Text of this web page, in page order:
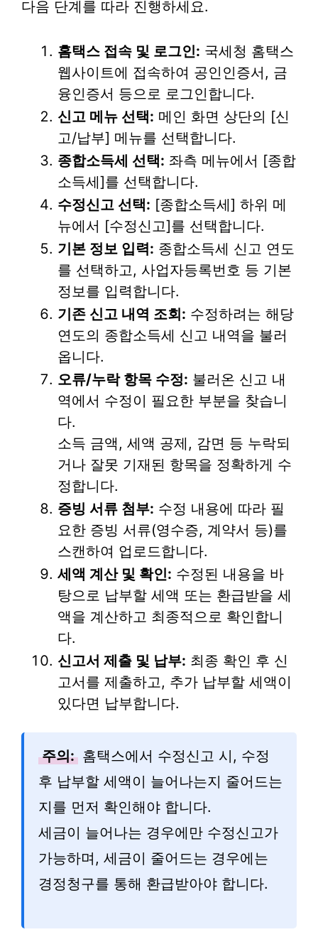
다음 단계를 따라 진행하세요.
홈택스 접속 및 로그인: 국세청 홈택스
웹사이트에 접속하여 공인인증서, 금
융인증서 등으로 로그인합니다.
신고 메뉴 선택: 메인 화면 상단의 [신
고/납부] 메뉴를 선택합니다.
종합소득세 선택: 좌측 메뉴에서 [종합
소득세]를 선택합니다.
수정신고 선택: [종합소득세] 하위 메
뉴에서 [수정신고]를 선택합니다.
기본 정보 입력: 종합소득세 신고 연도
를 선택하고, 사업자등록번호 등 기본
정보를 입력합니다.
기존 신고 내역 조회: 수정하려는 해당
연도의 종합소득세 신고 내역을 불러
옵니다.
오류/누락 항목 수정: 불러온 신고 내
역에서 수정이 필요한 부분을 찾습니
다.
소득 금액, 세액 공제, 감면 등 누락되
거나 잘못 기재된 항목을 정확하게 수
정합니다.
증빙 서류 첨부: 수정 내용에 따라 필
요한 증빙 서류(영수증, 계약서 등)를
스캔하여 업로드합니다.
세액 계산 및 확인: 수정된 내용을 바
탕으로 납부할 세액 또는 환급받을 세
액을 계산하고 최종적으로 확인합니
다.
신고서 제출 및 납부: 최종 확인 후 신
고서를 제출하고, 추가 납부할 세액이
있다면 납부합니다.
주의: 홈택스에서 수정신고 시, 수정
후 납부할 세액이 늘어나는지 줄어드는
지를 먼저 확인해야 합니다.
세금이 늘어나는 경우에만 수정신고가
가능하며, 세금이 줄어드는 경우에는
경정청구를 통해 환급받아야 합니다.